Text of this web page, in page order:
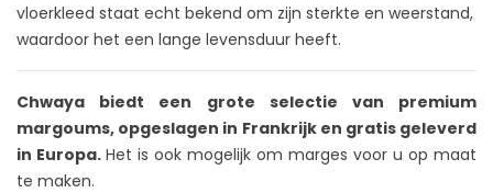
vloerkleed staat echt bekend om zijn sterkte en weerstand,
waardoor het een lange levensduur heeft.
Chwaya biedt een grote selectie van premium
margoums, opgeslagen in Frankrijk en gratis geleverd
in Europa. Het is ook mogelijk om marges voor u op maat
te maken.